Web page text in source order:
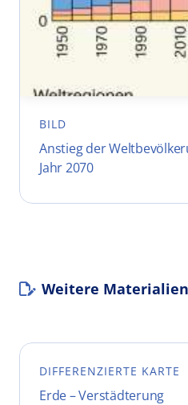
BILD
Anstieg der
Jahr 2070
Weitere Materialien
DIFFERENZIERTE KARTE
Erde – Verstädterung